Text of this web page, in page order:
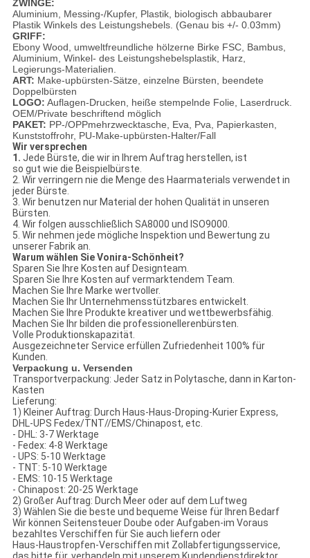
ZWINGE:
Aluminium, Messing-/Kupfer, Plastik, biologisch abbaubarer
Plastik Winkels des Leistungshebels. (Genau bis +/- 0.03mm)
GRIFF:
Ebony Wood, umweltfreundliche hölzerne Birke FSC, Bambus,
Aluminium, Winkel- des Leistungshebelsplastik, Harz,
Legierungs-Materialien.
ART: Make-upbürsten-Sätze, einzelne Bürsten, beendete
Doppelbürsten
LOGO: Auflagen-Drucken, heiße stempelnde Folie, Laserdruck.
OEM/Private beschriftend möglich
PAKET: PP-/OPPmehrzwecktasche, Eva, Pva, Papierkasten,
Kunststoffrohr, PU-Make-upbürsten-Halter/Fall
Wir versprechen
1. Jede Bürste, die wir in Ihrem Auftrag herstellen, ist
so gut wie die Beispielbürste.
2. Wir verringern nie die Menge des Haarmaterials verwendet in
jeder Bürste.
3. Wir benutzen nur Material der hohen Qualität in unseren
Bürsten.
4. Wir folgen ausschließlich SA8000 und ISO9000.
5. Wir nehmen jede mögliche Inspektion und Bewertung zu
unserer Fabrik an.
Warum wählen Sie Vonira-Schönheit?
Sparen Sie Ihre Kosten auf Designteam.
Sparen Sie Ihre Kosten auf vermarktendem Team.
Machen Sie Ihre Marke wertvoller.
Machen Sie Ihr Unternehmensstützbares entwickelt.
Machen Sie Ihre Produkte kreativer und wettbewerbsfähig.
Machen Sie Ihr bilden die professionellerenbürsten.
Volle Produktionskapazität.
Ausgezeichneter Service erfüllen Zufriedenheit 100% für
Kunden.
Verpackung u. Versenden
Transportverpackung: Jeder Satz in Polytasche, dann in Karton-
Kasten
Lieferung:
1) Kleiner Auftrag: Durch Haus-Haus-Droping-Kurier Express,
DHL-UPS Fedex/TNT//EMS/Chinapost, etc.
- DHL: 3-7 Werktage
- Fedex: 4-8 Werktage
- UPS: 5-10 Werktage
- TNT: 5-10 Werktage
- EMS: 10-15 Werktage
- Chinapost: 20-25 Werktage
2) Großer Auftrag: Durch Meer oder auf dem Luftweg
3) Wählen Sie die beste und bequeme Weise für Ihren Bedarf
Wir können Seitensteuer Doube oder Aufgaben-im Voraus
bezahltes Verschiffen für Sie auch liefern oder
Haus-Haustropfen-Verschiffen mit Zollabfertigungsservice,